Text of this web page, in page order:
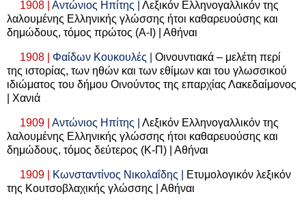
1908 | Αντώνιος Ηπίτης | Λεξικόν Ελληνογαλλικόν της
λαλουμένης Ελληνικής γλώσσης ήτοι καθαρευούσης και
δημώδους, τόμος πρώτος (Α-Ι) | Αθήναι
1908 | Φαίδων Κουκουλές | Οινουντιακά – μελέτη περί
της ιστορίας, των ηθών και των εθίμων και του γλωσσικού
ιδιώματος του δήμου Οινούντος της επαρχίας Λακεδαίμονος
| Χανιά
1909 | Αντώνιος Ηπίτης | Λεξικόν Ελληνογαλλικόν της
λαλουμένης Ελληνικής γλώσσης ήτοι καθαρευούσης και
δημώδους, τόμος δεύτερος (Κ-Π) | Αθήναι
1909 | Κωνσταντίνος Νικολαΐδης |
Ετυμολογικόν λεξικόν
της Κουτσοβλαχικής γλώσσης | Αθήναι